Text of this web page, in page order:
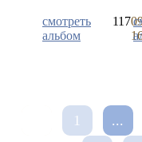
смотреть
альбом
117
1 ...